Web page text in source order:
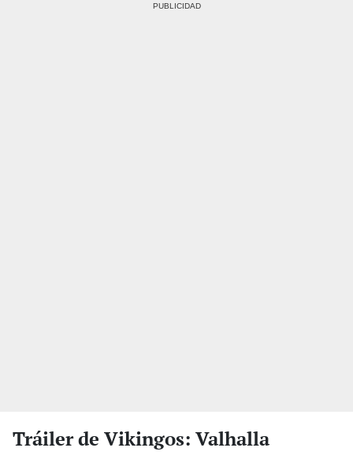
Tráiler de Vikingos: Valhalla